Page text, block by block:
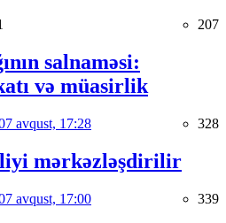
207
salnaməsi:
və müasirlik
avqust, 17:28 328
mərkəzləşdirilir
avqust, 17:00 339